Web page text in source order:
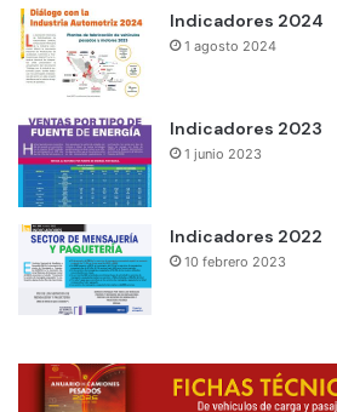
Indicadores 2024
1 agosto 2024
Indicadores 2023
1 junio 2023
Indicadores 2022
10 febrero 2023